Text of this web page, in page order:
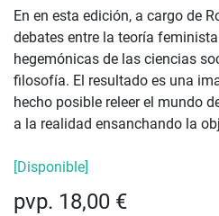
En en esta edición, a cargo de
debates entre la teoría
hegemónicas de las ciencias
filosofía. El resultado es una
hecho posible releer el mundo
a la realidad ensanchando la
[Disponible]
pvp. 18,00 €